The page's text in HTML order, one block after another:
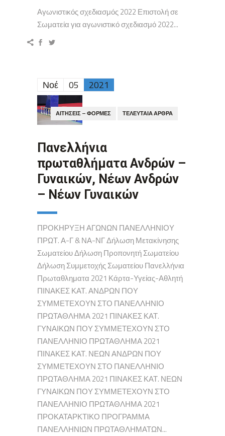
Αγωνιστικός σχεδιασμός 2022 Επιστολή σε
Σωματεία για αγωνιστικό σχεδιασμό 2022...
Νοέ 05 2021
ΑΙΤΉΣΕΙΣ – ΦΌΡΜΕΣ ΤΕΛΕΥΤΑΊΑ ΆΡΘΡΑ
Πανελλήνια
πρωταθλήματα Ανδρών –
Γυναικών, Νέων Ανδρών
– Νέων Γυναικών
ΠΡΟΚΗΡΥΞΗ ΑΓΩΝΩΝ ΠΑΝΕΛΛΗΝΙΟΥ
ΠΡΩΤ. Α-Γ & ΝΑ-ΝΓ Δήλωση Μετακίνησης
Σωματείου Δήλωση Προπονητή Σωματείου
Δήλωση Συμμετοχής Σωματείου Πανελλήνια
Πρωταθληματα 2021 Κάρτα-Υγείας-Αθλητή
ΠΙΝΑΚΕΣ ΚΑΤ. ΑΝΔΡΩΝ ΠΟΥ
ΣΥΜΜΕΤΕΧΟΥΝ ΣΤΟ ΠΑΝΕΛΛΗΝΙΟ
ΠΡΩΤΑΘΛΗΜΑ 2021 ΠΙΝΑΚΕΣ ΚΑΤ.
ΓΥΝΑΙΚΩΝ ΠΟΥ ΣΥΜΜΕΤΕΧΟΥΝ ΣΤΟ
ΠΑΝΕΛΛΗΝΙΟ ΠΡΩΤΑΘΛΗΜΑ 2021
ΠΙΝΑΚΕΣ ΚΑΤ. ΝΕΩΝ ΑΝΔΡΩΝ ΠΟΥ
ΣΥΜΜΕΤΕΧΟΥΝ ΣΤΟ ΠΑΝΕΛΛΗΝΙΟ
ΠΡΩΤΑΘΛΗΜΑ 2021 ΠΙΝΑΚΕΣ ΚΑΤ. ΝΕΩΝ
ΓΥΝΑΙΚΩΝ ΠΟΥ ΣΥΜΜΕΤΕΧΟΥΝ ΣΤΟ
ΠΑΝΕΛΛΗΝΙΟ ΠΡΩΤΑΘΛΗΜΑ 2021
ΠΡΟΚΑΤΑΡΚΤΙΚΟ ΠΡΟΓΡΑΜΜΑ
ΠΑΝΕΛΛΗΝΙΩΝ ΠΡΩΤΑΘΛΗΜΑΤΩΝ...